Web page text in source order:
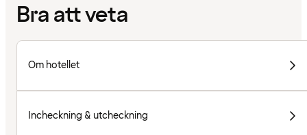
Bra att veta
Om hotellet
Incheckning & utcheckning